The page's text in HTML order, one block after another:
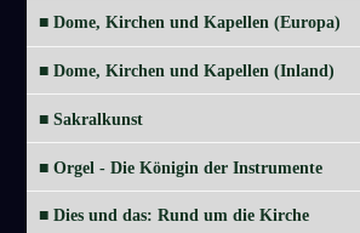
■ Dome, Kirchen und Kapellen (Europa)
■ Dome, Kirchen und Kapellen (Inland)
■ Sakralkunst
■ Orgel - Die Königin der Instrumente
■ Dies und das: Rund um die Kirche